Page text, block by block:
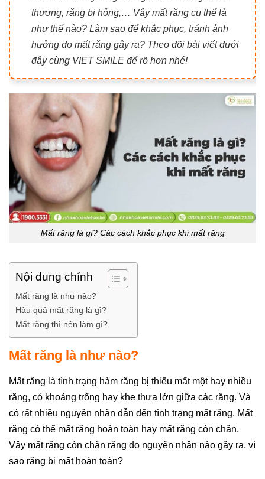
thương, răng bị hỏng,… Vậy mất răng cụ thể là
như thế nào? Làm sao để khắc phục, tránh ảnh
hưởng do mất răng gây ra? Theo dõi bài viết dưới
đây cùng VIET SMILE để rõ hơn nhé!
Mất răng là gì? Các cách khắc phục khi mất răng
Nội dung chính
Mất răng là như nào?
Hậu quả mất răng là gì?
Mất răng thì nên làm gì?
Mất răng là như nào?
Mất răng là tình trạng hàm răng bị thiếu mất một hay nhiều
răng, có khoảng trống hay khe thưa lớn giữa các răng. Và
có rất nhiều nguyên nhân dẫn đến tình trạng mất răng. Mất
răng có thể mất răng hoàn toàn hay mất răng còn chân.
Vậy mất răng còn chân răng do nguyên nhân nào gây ra, vì
sao răng bị mất hoàn toàn?